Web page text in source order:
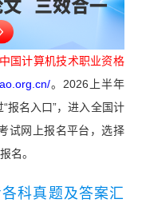
中国计算机技术职业资格
。2026上半年
报名入口”，进入全国计
试网上报名平台，选择
名。
各科真题及答案汇